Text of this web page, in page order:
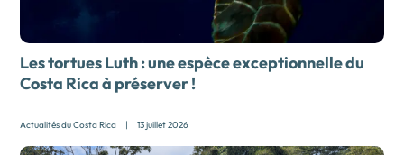
Les tortues Luth : une espèce exceptionnelle du
Costa Rica à préserver !
Actualités du Costa Rica | 13 juillet 2026